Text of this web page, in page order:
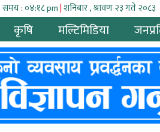
समय : ०४:१८ pm|शनिबार , श्रावण २३ गते २०८३
कृषि मल्टिमिडिया